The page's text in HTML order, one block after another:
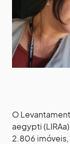
O
aegypti
2.806